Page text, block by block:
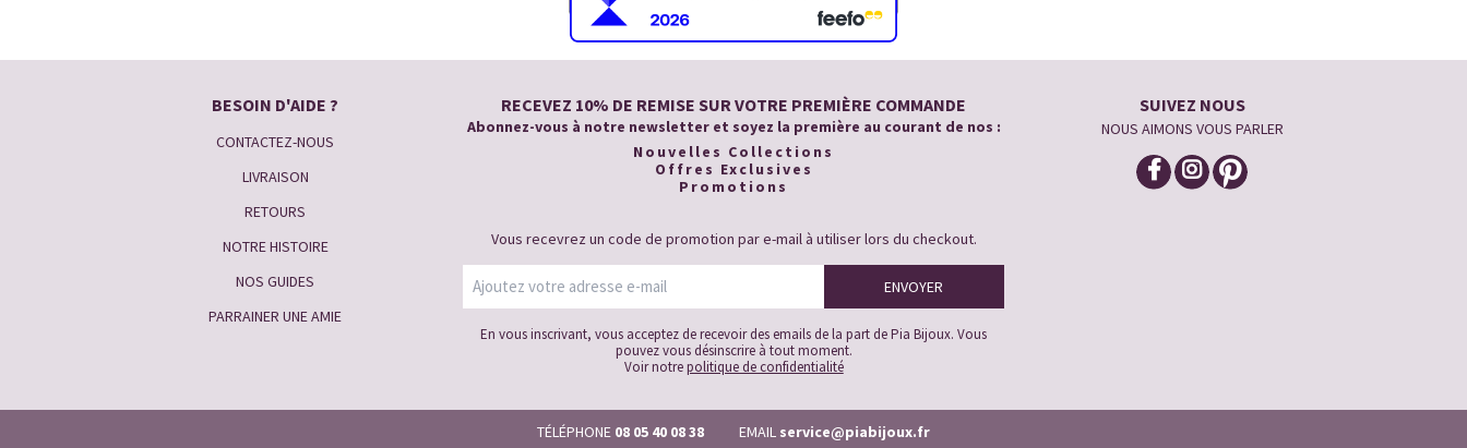
RECEVEZ 10% DE REMISE SUR VOTRE PREMIÈRE COMMANDE
Abonnez-vous à notre newsletter et soyez la première au courant de nos :
Nouvelles Collections
Offres Exclusives
Promotions
Vous recevrez un code de promotion par e-mail à utiliser lors du checkout.
En vous inscrivant, vous acceptez de recevoir des emails de la part de Pia Bijoux. Vous
pouvez vous désinscrire à tout moment.
Voir notrepolitique de confidentialité
SUIVEZ NOUS
NOUS AIMONS VOUS PARLER
BESOIN D'AIDE ?
CONTACTEZ-NOUS
LIVRAISON
RETOURS
NOTRE HISTOIRE
NOS GUIDES
PARRAINER UNE AMIE
TÉLÉPHONE 08 05 40 08 38 EMAIL service@piabijoux.fr